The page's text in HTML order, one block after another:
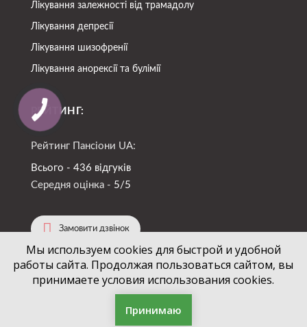
Лікування залежності від трамадолу
Лікування депресії
Лікування шизофренії
Лікування анорексії та булімії
РЕЙТИНГ:
Рейтинг Пансіони UA:
Всього - 436 відгуків
Середня оцінка - 5/5
Замовити дзвінок
+38 (067) 724-94-88
Мы используем cookies для быстрой и удобной
работы сайта. Продолжая пользоваться сайтом, вы
принимаете условия использования cookies.
Принимаю